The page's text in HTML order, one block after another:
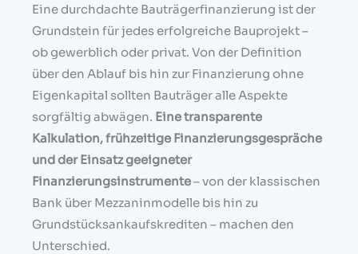
Eine durchdachte Bauträgerfinanzierung ist der
Grundstein für jedes erfolgreiche Bauprojekt –
ob gewerblich oder privat. Von der Definition
über den Ablauf bis hin zur Finanzierung ohne
Eigenkapital sollten Bauträger alle Aspekte
sorgfältig abwägen. Eine transparente
Kalkulation, frühzeitige Finanzierungsgespräche
und der Einsatz geeigneter
Finanzierungsinstrumente– von der klassischen
Bank über Mezzaninmodelle bis hin zu
Grundstücksankaufskrediten – machen den
Unterschied.